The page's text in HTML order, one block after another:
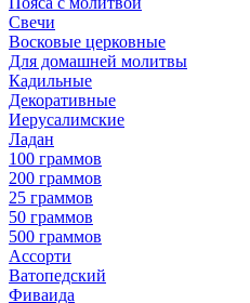
Свечи
Восковые церковные
Для домашней молитвы
Кадильные
Декоративные
Иерусалимские
Ладан
100 граммов
200 граммов
25 граммов
50 граммов
500 граммов
Ассорти
Ватопедский
Фиваида